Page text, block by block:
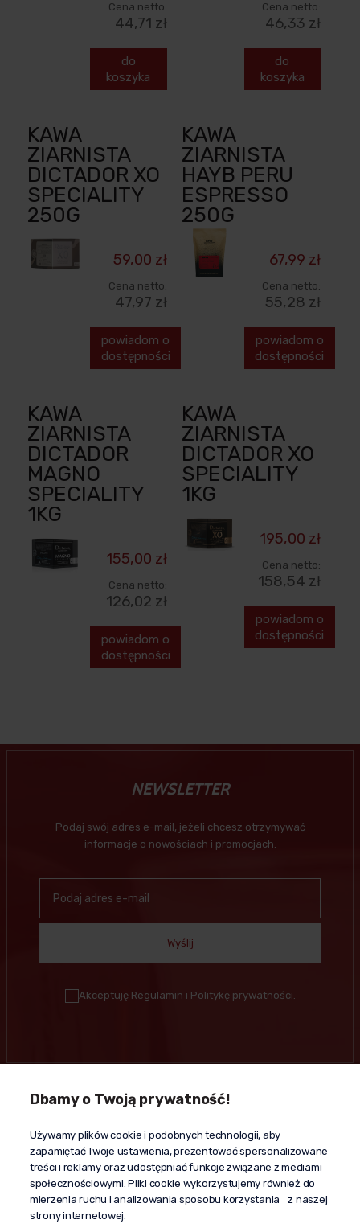
Cena netto:
44,71 zł
do
koszyka
Cena netto:
46,33 zł
do
koszyka
KAWA
ZIARNISTA
DICTADOR XO
SPECIALITY
250G
59,00 zł
Cena netto:
47,97 zł
powiadom o
dostępności
KAWA
ZIARNISTA
HAYB PERU
ESPRESSO
250G
67,99 zł
Cena netto:
55,28 zł
powiadom o
dostępności
KAWA
ZIARNISTA
DICTADOR
MAGNO
SPECIALITY
1KG
155,00 zł
Cena netto:
126,02 zł
powiadom o
dostępności
KAWA
ZIARNISTA
DICTADOR XO
SPECIALITY
1KG
195,00 zł
Cena netto:
158,54 zł
powiadom o
dostępności
NEWSLETTER
Podaj swój adres e-mail, jeżeli chcesz otrzymywać
informacje o nowościach i promocjach.
Wyślij
Akceptuję Regulamin i Politykę prywatności.
Kontakt
+48 603 610 870
kontakt@propaganda24h.pl
“Propaganda"
al. Komisji Edukacji Narodowej 51/U5
02-797 Warszawa
Dbamy o Twoją prywatność!
Używamy plików cookie i podobnych technologii, aby
zapamiętać Twoje ustawienia, prezentować spersonalizowane
treści i reklamy oraz udostępniać funkcje związane z mediami
społecznościowymi. Pliki cookie wykorzystujemy również do
mierzenia ruchu i analizowania sposobu korzystania z naszej
strony internetowej.